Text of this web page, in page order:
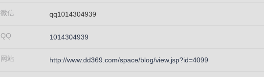
微信 qq1014304939
QQ 1014304939
网站 http://www.dd369.com/space/blog/view.jsp?id=4099